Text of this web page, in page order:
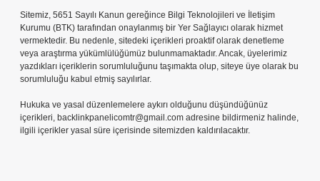
Sitemiz, 5651 Sayılı Kanun gereğince Bilgi Teknolojileri ve İletişim
Kurumu (BTK) tarafından onaylanmış bir Yer Sağlayıcı olarak hizmet
vermektedir. Bu nedenle, sitedeki içerikleri proaktif olarak denetleme
veya araştırma yükümlülüğümüz bulunmamaktadır. Ancak, üyelerimiz
yazdıkları içeriklerin sorumluluğunu taşımakta olup, siteye üye olarak bu
sorumluluğu kabul etmiş sayılırlar.
Hukuka ve yasal düzenlemelere aykırı olduğunu düşündüğünüz
içerikleri, backlinkpanelicomtr@gmail.com adresine bildirmeniz halinde,
ilgili içerikler yasal süre içerisinde sitemizden kaldırılacaktır.